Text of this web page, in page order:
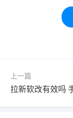
习交流，如有疑
上一篇